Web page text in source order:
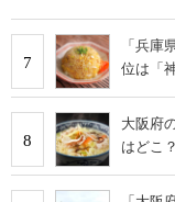
7
「兵庫
位は「
8
大阪府
はどこ